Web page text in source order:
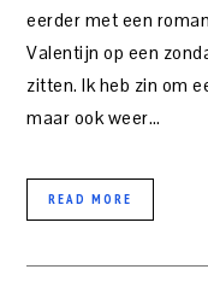
eerder met een
Valentijn op een
zitten. Ik heb zin om
maar ook weer…
READ MORE